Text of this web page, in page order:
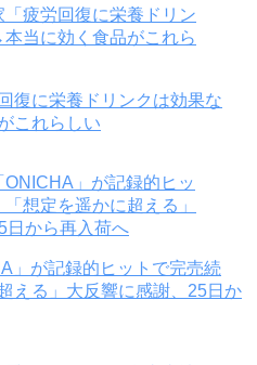
復に栄養ドリンクは効果な
これらしい
」が記録的ヒットで完売続
える」大反響に感謝、25日か